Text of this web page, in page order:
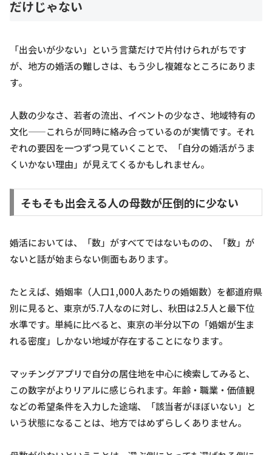
だけじゃない
「出会いが少ない」という言葉だけで片付けられがちです
が、地方の婚活の難しさは、もう少し複雑なところにありま
す。
人数の少なさ、若者の流出、イベントの少なさ、地域特有の
文化——これらが同時に絡み合っているのが実情です。それ
ぞれの要因を一つずつ見ていくことで、「自分の婚活がうま
くいかない理由」が見えてくるかもしれません。
そもそも出会える人の母数が圧倒的に少ない
婚活においては、「数」がすべてではないものの、「数」が
ないと話が始まらない側面もあります。
たとえば、婚姻率（人口1,000人あたりの婚姻数）を都道府県
別に見ると、東京が5.7人なのに対し、秋田は2.5人と最下位
水準です。単純に比べると、東京の半分以下の「婚姻が生ま
れる密度」しかない地域が存在することになります。
マッチングアプリで自分の居住地を中心に検索してみると、
この数字がよりリアルに感じられます。年齢・職業・価値観
などの希望条件を入力した途端、「該当者がほぼいない」と
いう状態になることは、地方ではめずらしくありません。